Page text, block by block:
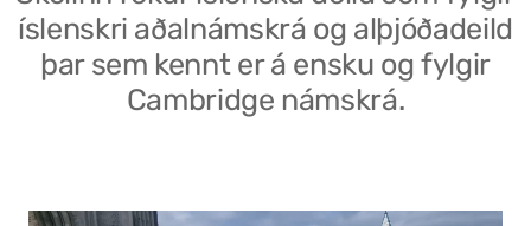
íslenskri aðalnámskrá og alþjóðadeild
þar sem kennt er á ensku og fylgir
Cambridge námskrá.
Fundargerðir skólaráðs
Stjórnendateymi